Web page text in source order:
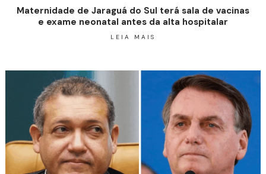
Maternidade de Jaraguá do Sul terá sala de vacinas
e exame neonatal antes da alta hospitalar
LEIA MAIS